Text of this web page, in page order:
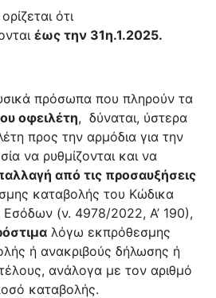
ότι
έως την 31η.1.2025.
πρόσωπα που πληρούν τα
οφειλέτη, δύναται, ύστερα
προς την αρμόδια για την
να ρυθμίζονται και να
από τις προσαυξήσεις
καταβολής του Κώδικα
(ν. 4978/2022, Α’ 190),
λόγω εκπρόθεσμης
ή ανακριβούς δήλωσης ή
ανάλογα με τον αριθμό
καταβολής.